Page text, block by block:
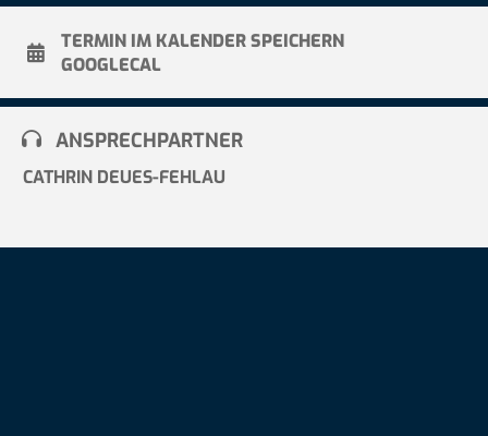
TERMIN IM KALENDER SPEICHERN
GOOGLECAL
ANSPRECHPARTNER
CATHRIN DEUES-FEHLAU